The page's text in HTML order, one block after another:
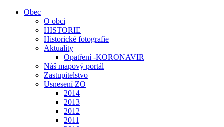
Obec
O obci
HISTORIE
Historické fotografie
Aktuality
Opatření -KORONAVIR
Náš mapový portál
Zastupitelstvo
Usnesení ZO
2014
2013
2012
2011